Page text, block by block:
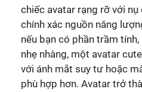
chiếc avatar rạng rỡ với
chính xác nguồn năng
nếu bạn có phần trầm
nhẹ nhàng, một avatar
với ánh mắt suy tư hoặc
phù hợp hơn. Avatar trở